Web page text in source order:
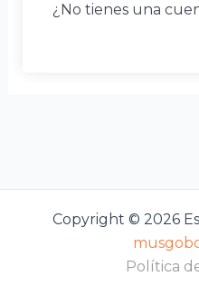
¿No tienes una
Copyright © 2026
Política